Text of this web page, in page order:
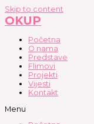
Skip to content
OKUP
Početna
O nama
Predstave
Flimovi
Projekti
Vijesti
Kontakt
Menu